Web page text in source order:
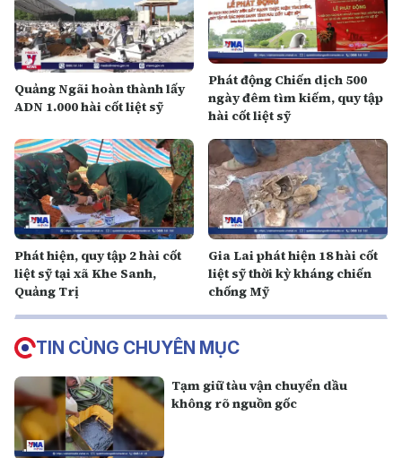
Quảng Ngãi hoàn thành lấy
ADN 1.000 hài cốt liệt sỹ
Phát động Chiến dịch 500
ngày đêm tìm kiếm, quy tập
hài cốt liệt sỹ
Phát hiện, quy tập 2 hài cốt
liệt sỹ tại xã Khe Sanh,
Quảng Trị
Gia Lai phát hiện 18 hài cốt
liệt sỹ thời kỳ kháng chiến
chống Mỹ
TIN CÙNG CHUYÊN MỤC
Tạm giữ tàu vận chuyển dầu
không rõ nguồn gốc